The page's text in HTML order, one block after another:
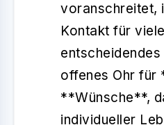
voranschreitet,
Kontakt für
offenes Ohr für
**Wünsche**,
individueller